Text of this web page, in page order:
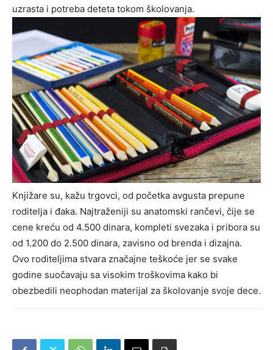
uzrasta i potreba deteta tokom školovanja.
Knjižare su, kažu trgovci, od početka avgusta prepune
roditelja i đaka. Najtraženiji su anatomski rančevi, čije se
cene kreću od 4.500 dinara, kompleti svezaka i pribora su
od 1.200 do 2.500 dinara, zavisno od brenda i dizajna.
Ovo roditeljima stvara značajne teškoće jer se svake
godine suočavaju sa visokim troškovima kako bi
obezbedili neophodan materijal za školovanje svoje dece.